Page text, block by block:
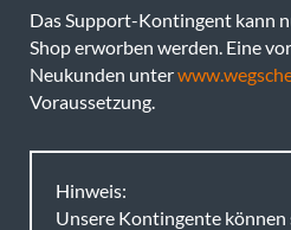
Das Support-Kontingent kann
Shop erworben werden. Eine
Neukunden unter
Voraussetzung.
Hinweis:
Unsere Kontingente